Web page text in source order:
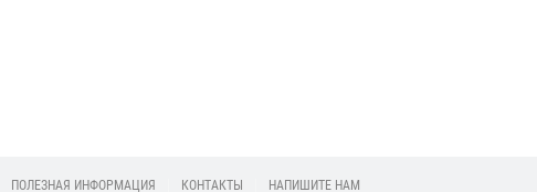
ПОЛЕЗНАЯ ИНФОРМАЦИЯ КОНТАКТЫ НАПИШИТЕ НАМ